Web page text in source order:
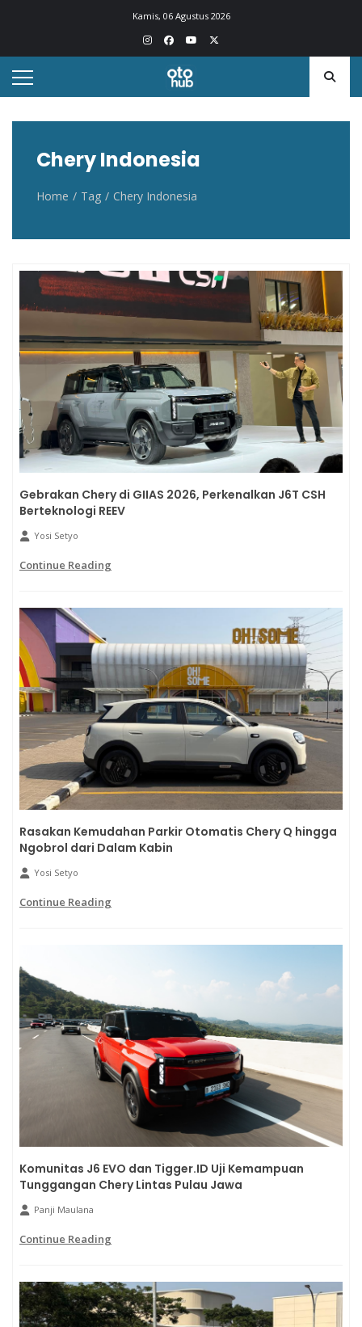
Kamis, 06 Agustus 2026
Otohub.co
Portal berita otomotif Indonesia terkini
Chery Indonesia
Home Tag Chery Indonesia
Gebrakan Chery di GIIAS 2026, Perkenalkan J6T CSH
Berteknologi REEV
Yosi Setyo
Continue Reading
Rasakan Kemudahan Parkir Otomatis Chery Q hingga
Ngobrol dari Dalam Kabin
Yosi Setyo
Continue Reading
Komunitas J6 EVO dan Tigger.ID Uji Kemampuan
Tunggangan Chery Lintas Pulau Jawa
Panji Maulana
Continue Reading